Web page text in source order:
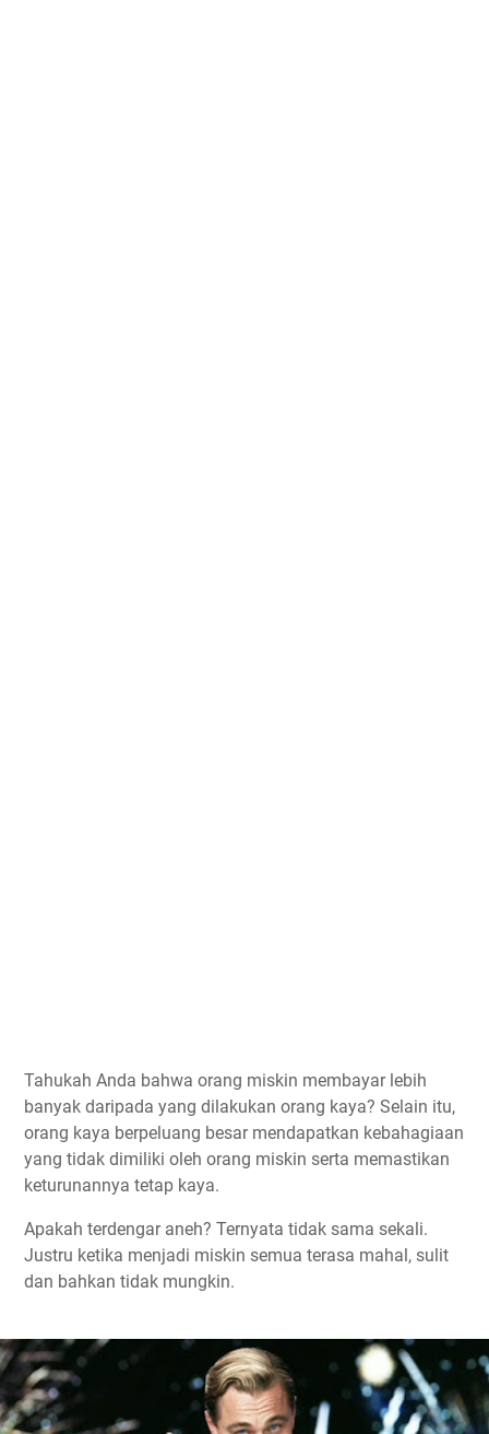
Tahukah Anda bahwa orang miskin membayar lebih
banyak daripada yang dilakukan orang kaya? Selain itu,
orang kaya berpeluang besar mendapatkan kebahagiaan
yang tidak dimiliki oleh orang miskin serta memastikan
keturunannya tetap kaya.
Apakah terdengar aneh? Ternyata tidak sama sekali.
Justru ketika menjadi miskin semua terasa mahal, sulit
dan bahkan tidak mungkin.